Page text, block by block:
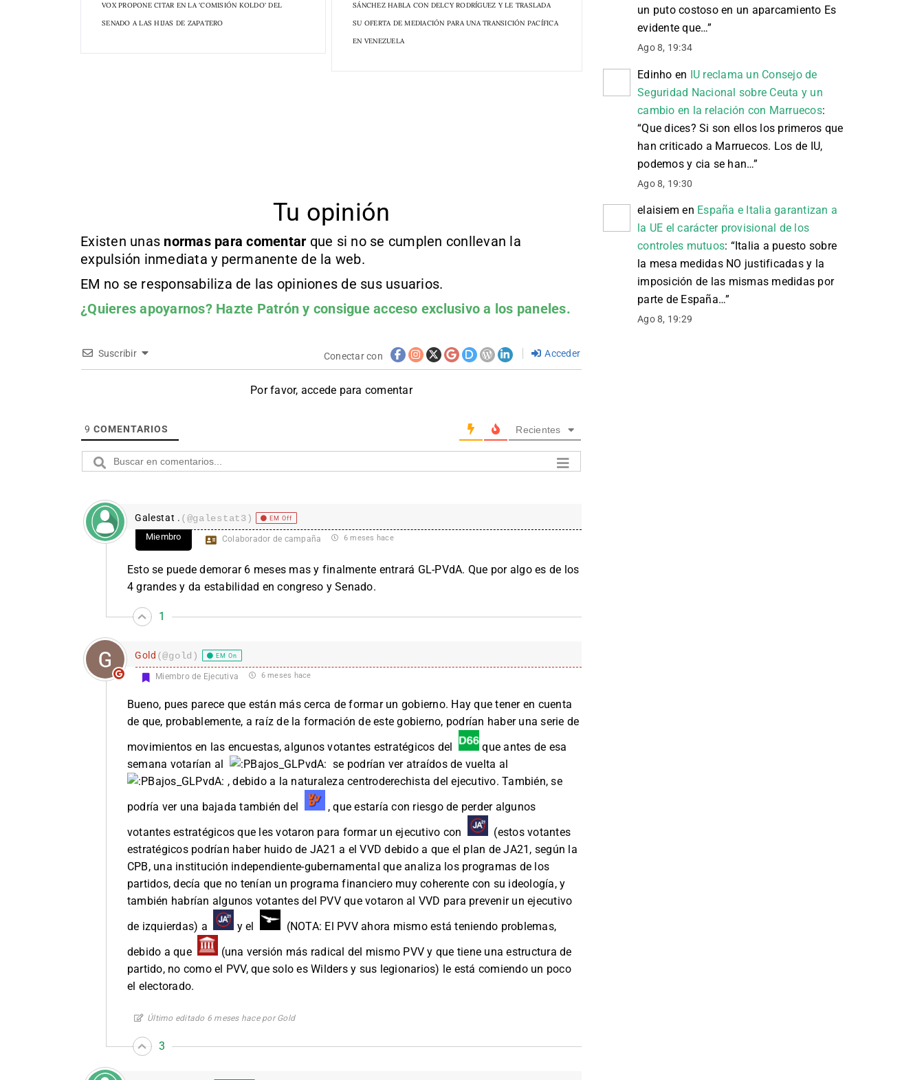
VOX PROPONE CITAR EN LA 'COMISIÓN KOLDO' DEL
SENADO A LAS HIJAS DE ZAPATERO
SÁNCHEZ HABLA CON DELCY RODRÍGUEZ Y LE TRASLADA
SU OFERTA DE MEDIACIÓN PARA UNA TRANSICIÓN PACÍFICA
EN VENEZUELA
Tu opinión
Existen unas normas para comentar que si no se cumplen conllevan la
expulsión inmediata y permanente de la web.
EM no se responsabiliza de las opiniones de sus usuarios.
¿Quieres apoyarnos? Hazte Patrón y consigue acceso exclusivo a los paneles.
Suscribir Conectar con Acceder
Por favor, accede para comentar
9 COMENTARIOS Recientes
Galestat . (@galestat3) EM Off
Miembro Colaborador de campaña 6 meses hace
Esto se puede demorar 6 meses mas y finalmente entrará GL-PVdA. Que por algo es de los
4 grandes y da estabilidad en congreso y Senado.
1
Gold (@gold) EM On
Miembro de Ejecutiva 6 meses hace
Bueno, pues parece que están más cerca de formar un gobierno. Hay que tener en cuenta
de que, probablemente, a raíz de la formación de este gobierno, podrían haber una serie de
movimientos en las encuestas, algunos votantes estratégicos del
que antes de esa
semana votarían al
se podrían ver atraídos de vuelta al
, debido a la naturaleza centroderechista del ejecutivo. También, se
podría ver una bajada también del
, que estaría con riesgo de perder algunos
votantes estratégicos que les votaron para formar un ejecutivo con
(estos votantes
estratégicos podrían haber huido de JA21 a el VVD debido a que el plan de JA21, según la
CPB, una institución independiente-gubernamental que analiza los programas de los
partidos, decía que no tenían un programa financiero muy coherente con su ideología, y
también habrían algunos votantes del PVV que votaron al VVD para prevenir un ejecutivo
de izquierdas) a
y el
(NOTA: El PVV ahora mismo está teniendo problemas,
debido a que
(una versión más radical del mismo PVV y que tiene una estructura de
partido, no como el PVV, que solo es Wilders y sus legionarios) le está comiendo un poco
el electorado.
Último editado 6 meses hace por Gold
3
un puto costoso en un aparcamiento Es
evidente que…”
Ago 8, 19:34
Edinho en IU reclama un Consejo de
Seguridad Nacional sobre Ceuta y un
cambio en la relación con Marruecos:
“Que dices? Si son ellos los primeros que
han criticado a Marruecos. Los de IU,
podemos y cia se han…”
Ago 8, 19:30
elaisiem en España e Italia garantizan a
la UE el carácter provisional de los
controles mutuos: “Italia a puesto sobre
la mesa medidas NO justificadas y la
imposición de las mismas medidas por
parte de España…”
Ago 8, 19:29